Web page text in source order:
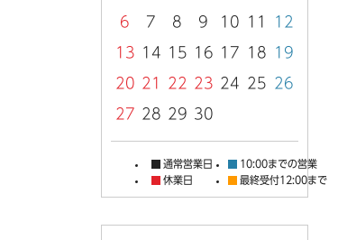
6 7 8 9 10 11 12
13 14 15 16 17 18 19
20 21 22 23 24 25 26
27 28 29 30
通常営業日
10:00までの営業
休業日
最終受付12:00まで